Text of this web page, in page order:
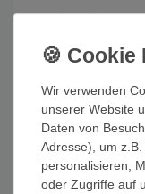
Wir verwenden
unserer Website
Daten von
Adresse), um
personalisieren,
oder Zugriffe auf